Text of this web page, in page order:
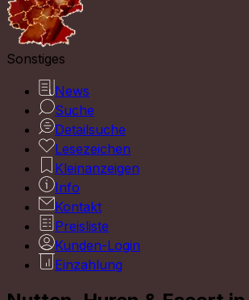
Sonstiges
News
Suche
Detailsuche
Lesezeichen
Kleinanzeigen
Info
Kontakt
Preisliste
Kunden-Login
Einzahlung